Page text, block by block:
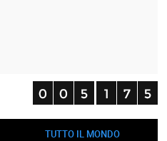
TUTTO IL MONDO